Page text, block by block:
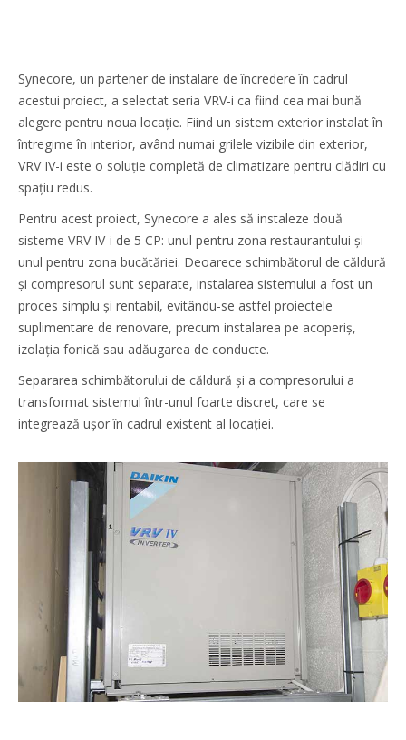
Synecore, un partener de instalare de încredere în cadrul
acestui proiect, a selectat seria VRV-i ca fiind cea mai bună
alegere pentru noua locație. Fiind un sistem exterior instalat în
întregime în interior, având numai grilele vizibile din exterior,
VRV IV-i este o soluție completă de climatizare pentru clădiri cu
spațiu redus.
Pentru acest proiect, Synecore a ales să instaleze două
sisteme VRV IV-i de 5 CP: unul pentru zona restaurantului și
unul pentru zona bucătăriei. Deoarece schimbătorul de căldură
și compresorul sunt separate, instalarea sistemului a fost un
proces simplu și rentabil, evitându-se astfel proiectele
suplimentare de renovare, precum instalarea pe acoperiș,
izolația fonică sau adăugarea de conducte.
Separarea schimbătorului de căldură și a compresorului a
transformat sistemul într-unul foarte discret, care se
integrează ușor în cadrul existent al locației.